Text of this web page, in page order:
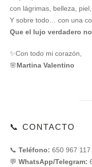
con lágrimas, belleza,
Y sobre todo… con una
Que el lujo verdadero
✨Con todo mi corazón,
🌸Martina Valentino
📞 CONTACTO
📞 Teléfono: 650 967 117
💬 WhatsApp/Telegram: